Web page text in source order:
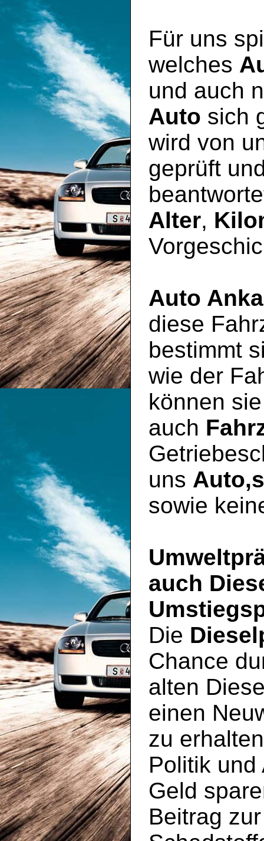
Für uns
welches
und auch
Auto sich
wird von
geprüft
Alter,
Auto
diese
bestimmt
wie der
können
auch
uns Auto,s
sowie
auch
Die
Chance
alten
einen
zu
Politik
Geld
Beitrag